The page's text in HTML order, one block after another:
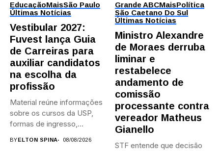
EducaçãoMaisSão Paulo
Últimas Notícias
Vestibular 2027:
Fuvest lança Guia
de Carreiras para
auxiliar candidatos
na escolha da
profissão
Material reúne informações
sobre os cursos da USP,
formas de ingresso,
BY ELTON SPINA 08/08/2026
Grande ABCMaisPolítica
São Caetano Do Sul
Últimas Notícias
Ministro Alexandre
de Moraes derruba
liminar e
restabelece
andamento de
comissão
processante contra
vereador Matheus
Gianello
STF entende que decisão